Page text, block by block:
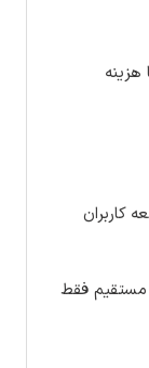
کاربران
مستقیم فقط